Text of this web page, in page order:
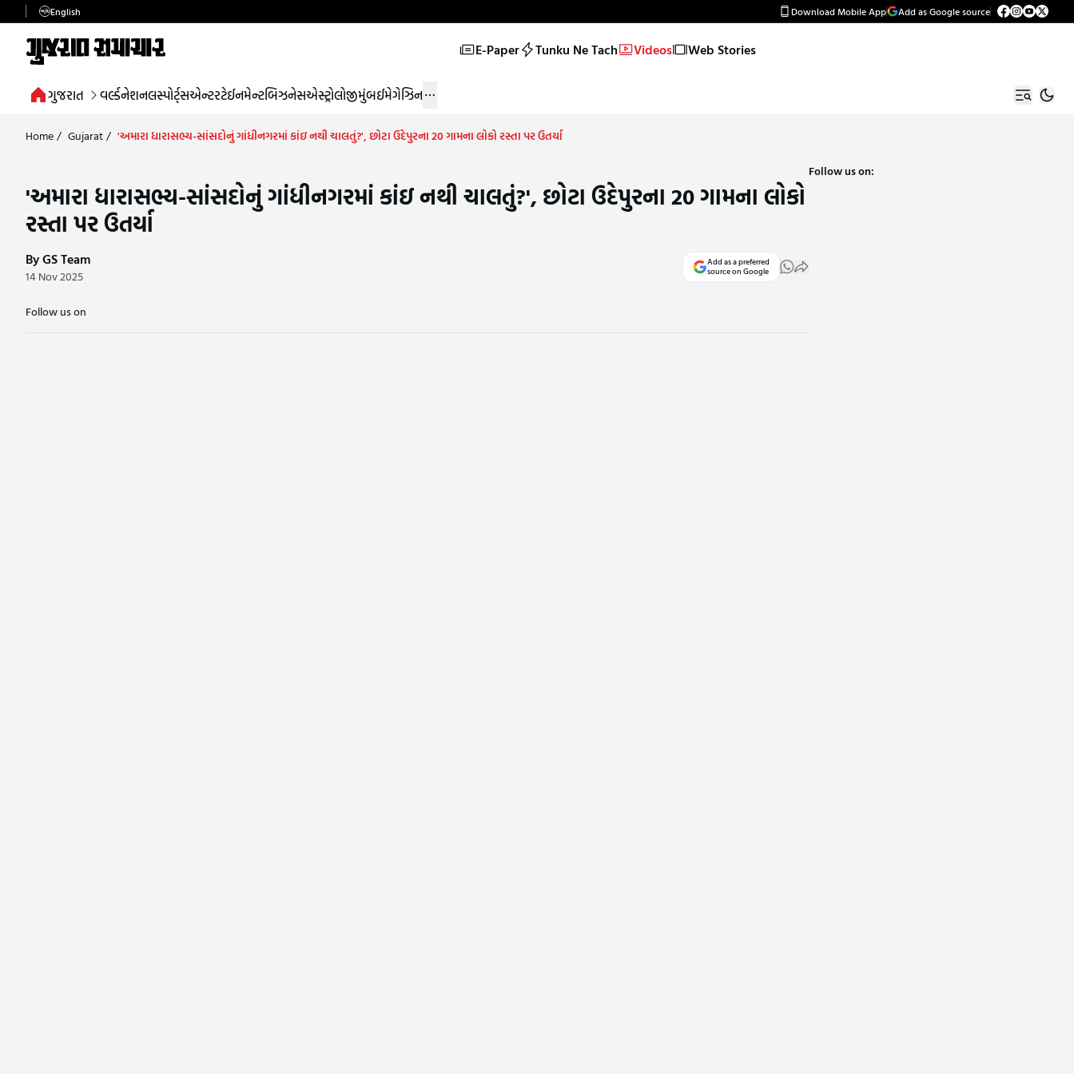
English Download Mobile App Add as Google source
E-Paper Tunku Ne Tach Videos Web Stories
ગુજરાત વર્લ્ડનેશનલસ્પોર્ટ્સએન્ટરટેઈનમેન્ટબિઝનેસએસ્ટ્રોલોજીમુંબઈમેગેઝિન
Home/ Gujarat/ 'અમારા ધારાસભ્ય-સાંસદોનું ગાંધીનગરમાં કાંઇ નથી ચાલતું?', છોટા ઉદેપુરના 20 ગામના લોકો રસ્તા પર ઉતર્યા
'અમારા ધારાસભ્ય-સાંસદોનું ગાંધીનગરમાં કાંઇ નથી ચાલતું?', છોટા ઉદેપુરના 20 ગામના લોકો
રસ્તા પર ઉતર્યા
By GS Team
14 Nov 2025
Add as a preferred
source on Google
Follow us on
Follow us on: